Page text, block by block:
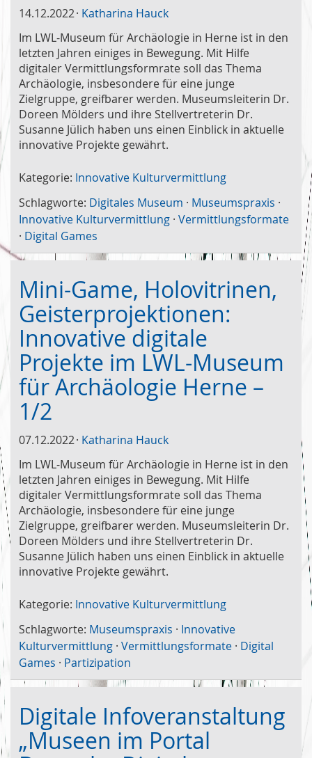
14.12.2022 Katharina Hauck
Im LWL-Museum für Archäologie in Herne ist in den
letzten Jahren einiges in Bewegung. Mit Hilfe
digitaler Vermittlungsformrate soll das Thema
Archäologie, insbesondere für eine junge
Zielgruppe, greifbarer werden. Museumsleiterin Dr.
Doreen Mölders und ihre Stellvertreterin Dr.
Susanne Jülich haben uns einen Einblick in aktuelle
innovative Projekte gewährt.
Kategorie: Innovative Kulturvermittlung
Schlagworte: Digitales Museum · Museumspraxis ·
Innovative Kulturvermittlung · Vermittlungsformate
· Digital Games
Mini-Game, Holovitrinen,
Geisterprojektionen:
Innovative digitale
Projekte im LWL-Museum
für Archäologie Herne –
1/2
07.12.2022 Katharina Hauck
Im LWL-Museum für Archäologie in Herne ist in den
letzten Jahren einiges in Bewegung. Mit Hilfe
digitaler Vermittlungsformrate soll das Thema
Archäologie, insbesondere für eine junge
Zielgruppe, greifbarer werden. Museumsleiterin Dr.
Doreen Mölders und ihre Stellvertreterin Dr.
Susanne Jülich haben uns einen Einblick in aktuelle
innovative Projekte gewährt.
Kategorie: Innovative Kulturvermittlung
Schlagworte: Museumspraxis · Innovative
Kulturvermittlung · Vermittlungsformate · Digital
Games · Partizipation
Digitale Infoveranstaltung
„Museen im Portal